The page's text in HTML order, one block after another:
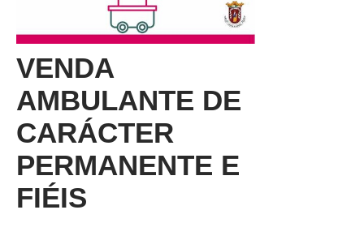
VENDA
AMBULANTE DE
CARÁCTER
PERMANENTE E
FIÉIS